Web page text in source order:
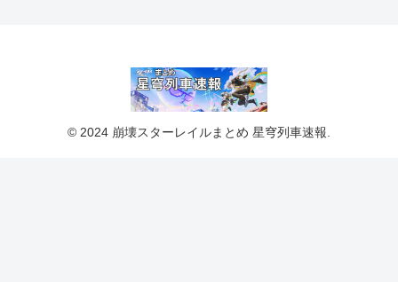
© 2024 崩壊スターレイルまとめ 星穹列車速報.